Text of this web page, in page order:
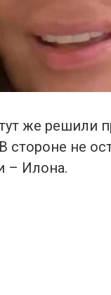
же решили
стороне не
– Илона.